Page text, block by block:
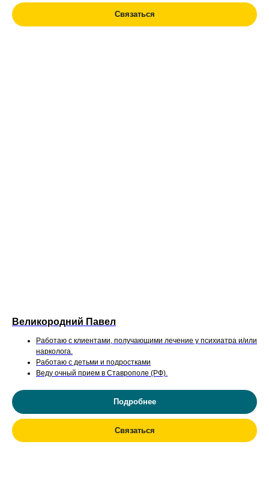
Связаться
Великородний Павел
Работаю с клиентами, получающими лечение у психиатра и/или
нарколога.
Работаю с детьми и подростками
Веду очный прием в Ставрополе (РФ).
Подробнее
Связаться